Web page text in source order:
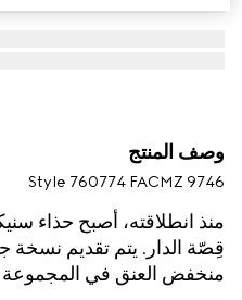
وصف المنتج
Style ‎760774 FACMZ 9746
قِصّة الدار. يتم تقديم نسخة
منخفض العنق في المجموعة